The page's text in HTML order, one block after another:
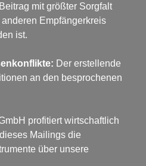
mit größter Sorgfalt
Empfängerkreis
ist.
Der erstellende
an den besprochenen
profitiert wirtschaftlich
Mailings die
über unsere